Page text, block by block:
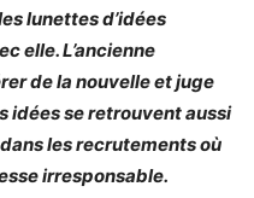
lunettes d’idées
elle. L’ancienne
de la nouvelle et juge
idées se retrouvent aussi
les recrutements où
irresponsable.